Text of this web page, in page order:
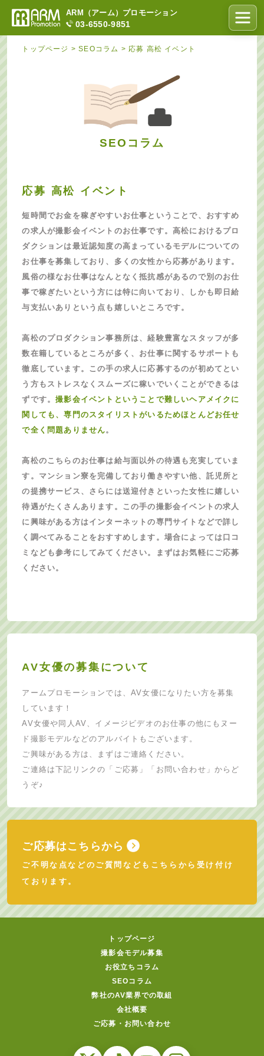
ARM（アーム）プロモーション
03-6550-9851
トップページ >SEOコラム > 応募 高松 イベント
SEOコラム
応募 高松 イベント
短時間でお金を稼ぎやすいお仕事ということで、おすすめ
の求人が撮影会イベントのお仕事です。高松におけるプロ
ダクションは最近認知度の高まっているモデルについての
お仕事を募集しており、多くの女性から応募があります。
風俗の様なお仕事はなんとなく抵抗感があるので別のお仕
事で稼ぎたいという方には特に向いており、しかも即日給
与支払いありという点も嬉しいところです。
高松のプロダクション事務所は、経験豊富なスタッフが多
数在籍しているところが多く、お仕事に関するサポートも
徹底しています。この手の求人に応募するのが初めてとい
う方もストレスなくスムーズに稼いでいくことができるは
ずです。撮影会イベントということで難しいヘアメイクに
関しても、専門のスタイリストがいるためほとんどお任せ
で全く問題ありません。
高松のこちらのお仕事は給与面以外の待遇も充実していま
す。マンション寮を完備しており働きやすい他、託児所と
の提携サービス、さらには送迎付きといった女性に嬉しい
待遇がたくさんあります。この手の撮影会イベントの求人
に興味がある方はインターネットの専門サイトなどで詳し
く調べてみることをおすすめします。場合によっては口コ
ミなども参考にしてみてください。まずはお気軽にご応募
ください。
AV女優の募集について
アームプロモーションでは、AV女優になりたい方を募集
しています！
AV女優や同人AV、イメージビデオのお仕事の他にもヌー
ド撮影モデルなどのアルバイトもございます。
ご興味がある方は、まずはご連絡ください。
ご連絡は下記リンクの「ご応募」「お問い合わせ」からど
うぞ♪
ご応募はこちらから
ご不明な点などのご質問などもこちらから受け付け
ております。
トップページ
撮影会モデル募集
お役立ちコラム
SEOコラム
弊社のAV業界での取組
会社概要
ご応募・お問い合わせ